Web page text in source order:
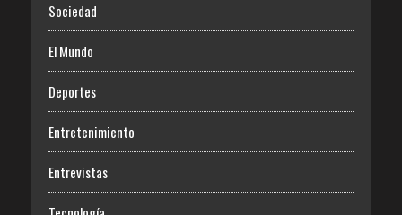
Sociedad
El Mundo
Deportes
Entretenimiento
Entrevistas